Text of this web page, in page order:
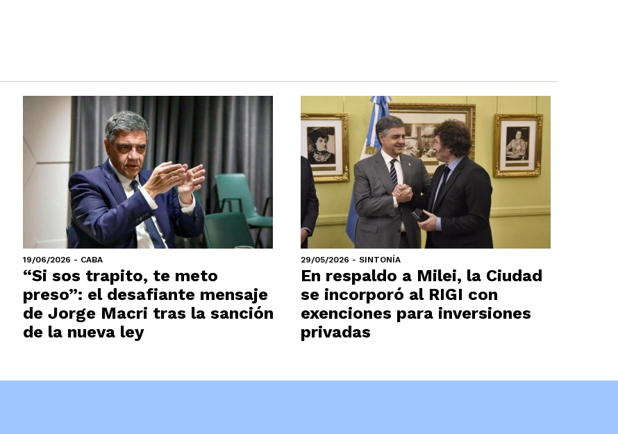
19/06/2026 - CABA
“Si sos trapito, te meto
preso”: el desafiante mensaje
de Jorge Macri tras la sanción
de la nueva ley
29/05/2026 - SINTONÍA
En respaldo a Milei, la Ciudad
se incorporó al RIGI con
exenciones para inversiones
privadas